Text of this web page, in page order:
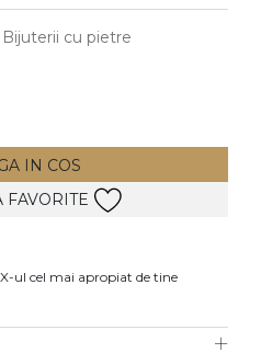
Vezi toate
Bijuterii cu pietre
IN COS
FAVORITE
ul cel mai apropiat de tine